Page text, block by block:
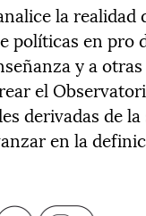
la realidad
políticas en pro
y a
el
derivadas de
en la